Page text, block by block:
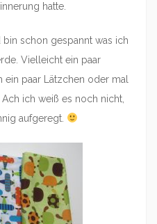
hatte.
schon gespannt was ich
Vielleicht ein paar
ein paar Lätzchen oder mal
ich weiß es noch nicht,
aufgeregt.